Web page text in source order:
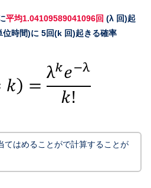
平均1.04109589041096回 (λ 回)起
時間)に 5回(k 回)起きる確率
てはめることがで計算することが